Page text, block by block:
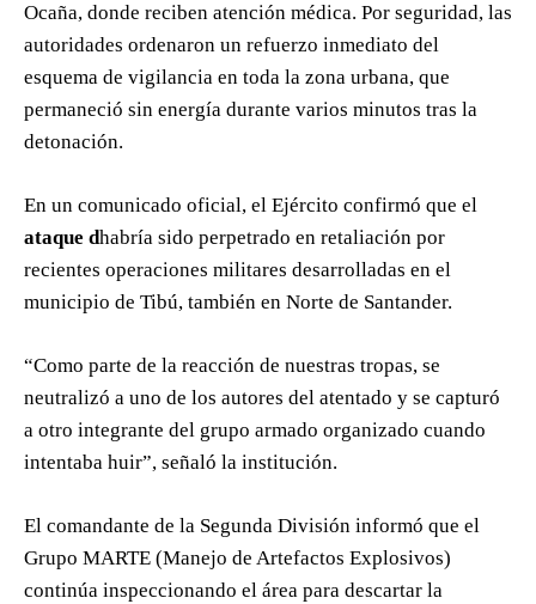
Ocaña, donde reciben atención médica. Por seguridad, las
autoridades ordenaron un refuerzo inmediato del
esquema de vigilancia en toda la zona urbana, que
permaneció sin energía durante varios minutos tras la
detonación.
En un comunicado oficial, el Ejército confirmó que el
ataque dhabría sido perpetrado en retaliación por
recientes operaciones militares desarrolladas en el
municipio de Tibú, también en Norte de Santander.
“Como parte de la reacción de nuestras tropas, se
neutralizó a uno de los autores del atentado y se capturó
a otro integrante del grupo armado organizado cuando
intentaba huir”, señaló la institución.
El comandante de la Segunda División informó que el
Grupo MARTE (Manejo de Artefactos Explosivos)
continúa inspeccionando el área para descartar la